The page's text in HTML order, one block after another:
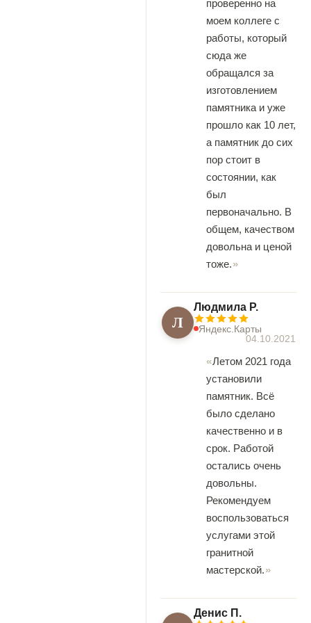
проверенно на
моем коллеге с
работы, который
сюда же
обращался за
изготовлением
памятника и уже
прошло как 10 лет,
а памятник до сих
пор стоит в
состоянии, как
был
первоначально. В
общем, качеством
довольна и ценой
тоже.
Л
Людмила Р.
Яндекс.Карты
04.10.2021
Летом 2021 года
установили
памятник. Всё
было сделано
качественно и в
срок. Работой
остались очень
довольны.
Рекомендуем
воспользоваться
услугами этой
гранитной
мастерской.
Денис П.